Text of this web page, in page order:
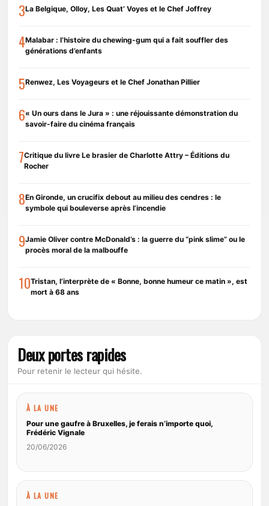
3La Belgique, Olloy, Les Quat’ Voyes et le Chef Joffrey
4Malabar : l’histoire du chewing-gum qui a fait souffler des
générations d’enfants
5Renwez, Les Voyageurs et le Chef Jonathan Pillier
6« Un ours dans le Jura » : une réjouissante démonstration du
savoir-faire du cinéma français
7Critique du livre Le brasier de Charlotte Attry – Éditions du
Rocher
8En Gironde, un crucifix debout au milieu des cendres : le
symbole qui bouleverse après l’incendie
9Jamie Oliver contre McDonald’s : la guerre du “pink slime” ou le
procès moral de la malbouffe
10Tristan, l’interprète de « Bonne, bonne humeur ce matin », est
mort à 68 ans
Deux portes rapides
Pour retenir le lecteur qui hésite.
À LA UNE
Pour une gaufre à Bruxelles, je ferais n’importe quoi,
Frédéric Vignale
20/06/2026
À LA UNE